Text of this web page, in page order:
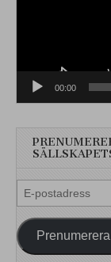
00:00
E-
postadress
Prenumerera